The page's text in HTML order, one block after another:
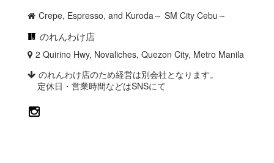
Crepe, Espresso, and Kuroda～ SM City Cebu～
のれんわけ店
2 Quirino Hwy, Novaliches, Quezon City, Metro Manila [
のれんわけ店のため経営は別会社となります。
定休日・営業時間などはSNSにて